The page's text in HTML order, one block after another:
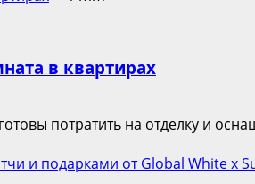
в квартирах
потратить на отделку и
и подарками от Global White x